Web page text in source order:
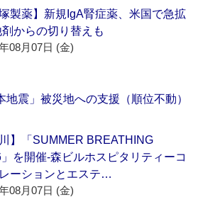
塚製薬】新規IgA腎症薬、米国で急拡
剤からの切り替えも
08月07日 (金)
地震」被災地への支援（順位不動）
川】「SUMMER BREATHING
を開催‐森ビルホスピタリティーコ
ーションとエステ…
08月07日 (金)